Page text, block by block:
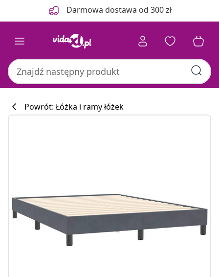
Darmowa dostawa od 300 zł
Powrót: Łóżka i ramy łóżek